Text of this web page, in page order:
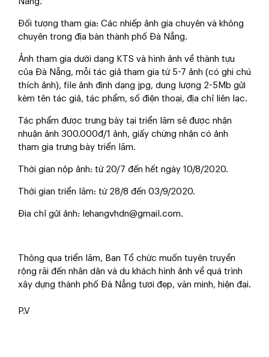
Đối tượng tham gia: Các nhiếp ảnh gia chuyên và không
chuyên trong địa bàn thành phố Đà Nẵng.
Ảnh tham gia dưới dạng KTS và hình ảnh về thành tựu
của Đà Nẵng, mỗi tác giả tham gia từ 5-7 ảnh (có ghi chú
thích ảnh), file ảnh định dạng jpg, dung lượng 2-5Mb gửi
kèm tên tác giả, tác phẩm, số điện thoại, địa chỉ liên lạc.
Tác phẩm được trưng bày tại triển lãm sẽ được nhận
nhuận ảnh 300.000đ/1 ảnh, giấy chứng nhận có ảnh
tham gia trưng bày triển lãm.
Thời gian nộp ảnh: từ 20/7 đến hết ngày 10/8/2020.
Thời gian triển lãm: từ 28/8 đến 03/9/2020.
Địa chỉ gửi ảnh: lehangvhdn@gmail.com.
Thông qua triển lãm, Ban Tổ chức muốn tuyên truyền
rộng rãi đến nhân dân và du khách hình ảnh về quá trình
xây dựng thành phố Đà Nẵng tươi đẹp, văn minh, hiện đại.
P.V